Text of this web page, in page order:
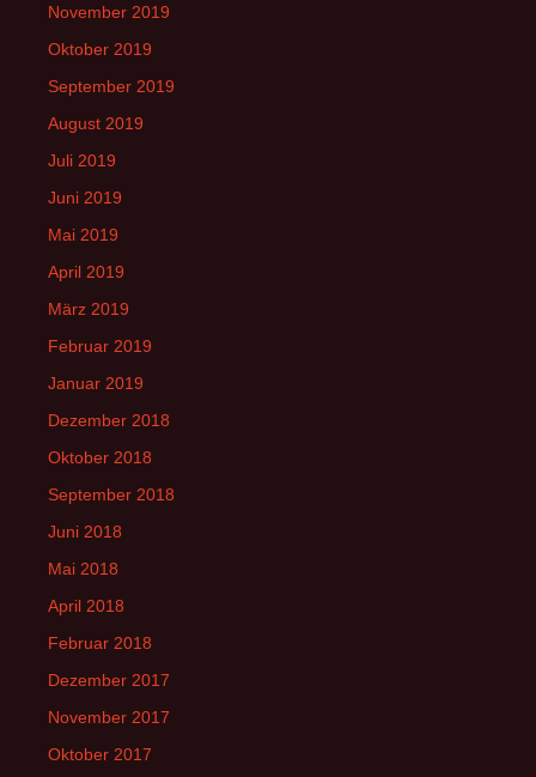
November 2019
Oktober 2019
September 2019
August 2019
Juli 2019
Juni 2019
Mai 2019
April 2019
März 2019
Februar 2019
Januar 2019
Dezember 2018
Oktober 2018
September 2018
Juni 2018
Mai 2018
April 2018
Februar 2018
Dezember 2017
November 2017
Oktober 2017